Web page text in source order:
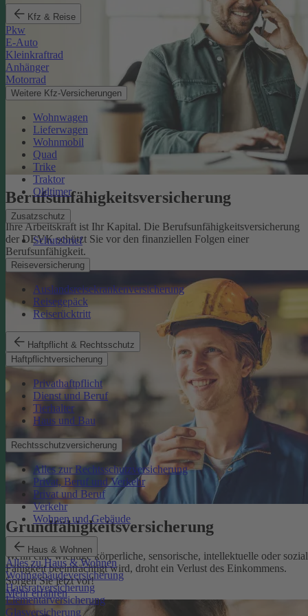
Kfz & Reise
Pkw
E-Auto
Kleinkraftrad
Anhänger
Motorrad
Weitere Kfz-Versicherungen
Wohnwagen
Lieferwagen
Wohnmobil
Quad
Trike
Traktor
Oldtimer
Zusatzschutz
Schutzbrief
Reiseversicherung
Auslandsreisekrankenversicherung
Reisegepäck
Reiserücktritt
Haftpflicht & Rechtsschutz
Haftpflichtversicherung
Privathaftpflicht
Dienst und Beruf
Tierhalter
Haus und Bau
Rechtsschutzversicherung
Alles zur Rechtsschutzversicherung
Privat, Beruf und Verkehr
Privat und Beruf
Verkehr
Wohnen und Gebäude
Haus & Wohnen
Alles zu Haus & Wohnen
Wohngebäudeversicherung
Hausratversicherung
Elementarversicherung
Glasversicherung
Berufsunfähigkeits­versicherung
Ihre Arbeitskraft ist Ihr Kapital. Die Berufsunfähigkeitsversicherung
der DEVK schützt Sie vor den finanziellen Folgen einer
Berufsunfähigkeit.
Mehr erfahren
Grundfähigkeits­versicherung
Wenn eine wichtige körperliche, sensorische, intellektuelle oder
Fähigkeit beeinträchtigt wird, droht ein Verlust des Einkommens.
Sorgen Sie jetzt vor!
Mehr erfahren